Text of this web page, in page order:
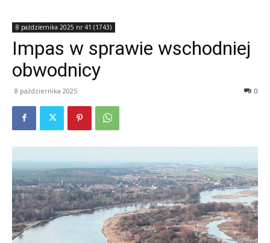
8 października 2025 nr 41 (1743)
Impas w sprawie wschodniej
obwodnicy
8 października 2025 0